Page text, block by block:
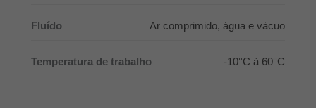
Fluído Ar comprimido, água e vácuo
Temperatura de trabalho -10°C à 60°C